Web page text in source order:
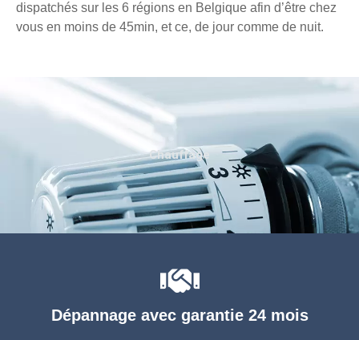
dispatchés sur les 6 régions en Belgique afin d’être chez
vous en moins de 45min, et ce, de jour comme de nuit.
Dépannage avec garantie 24 mois
Chauffage